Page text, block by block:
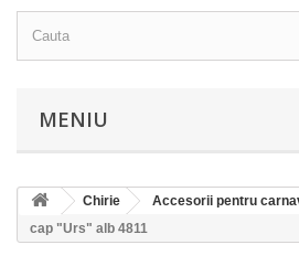
MENIU
Chirie Accesorii pentru
cap "Urs" alb 4811